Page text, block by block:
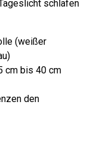
schlafen
(weißer
cm bis 40 cm
den